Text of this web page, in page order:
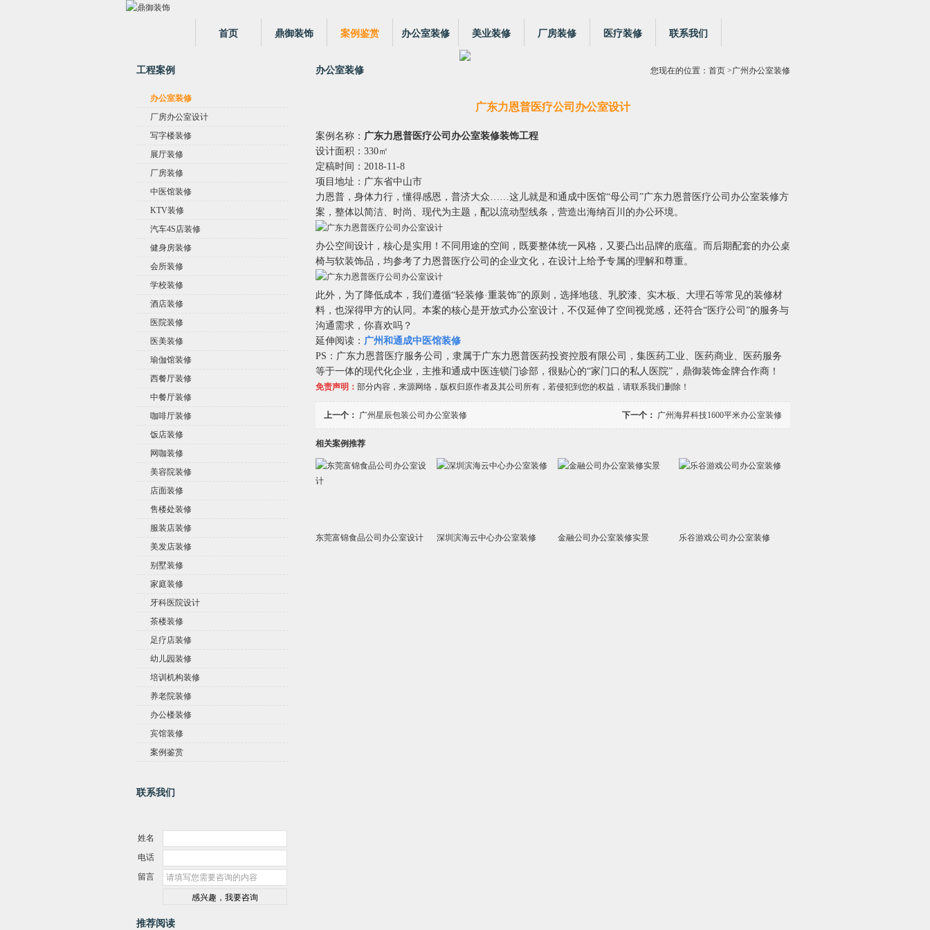
首页 鼎御装饰 案例鉴赏 办公室装修 美业装修 厂房装修 医疗装修 联系我们
工程案例
办公室装修
厂房办公室设计
写字楼装修
展厅装修
厂房装修
中医馆装修
KTV装修
汽车4S店装修
健身房装修
会所装修
学校装修
酒店装修
医院装修
医美装修
瑜伽馆装修
西餐厅装修
中餐厅装修
咖啡厅装修
饭店装修
网咖装修
美容院装修
店面装修
售楼处装修
服装店装修
美发店装修
别墅装修
家庭装修
牙科医院设计
茶楼装修
足疗店装修
幼儿园装修
培训机构装修
养老院装修
办公楼装修
宾馆装修
案例鉴赏
联系我们
姓名
电话
留言
推荐阅读
办公室装修 您现在的位置： 首页 >广州办公室装修
广东力恩普医疗公司办公室设计
案例名称： 广东力恩普医疗公司办公室装修装饰工程
设计面积：330㎡
定稿时间：2018-11-8
项目地址：广东省中山市
力恩普，身体力行，懂得感恩，普济大众……这儿就是和通成中医馆“母公司”广东力恩普医疗公司办公室装修方
案，整体以简洁、时尚、现代为主题，配以流动型线条，营造出海纳百川的办公环境。
办公空间设计，核心是实用！ 不同用途的空间，既要整体统一风格，又要凸出品牌的底蕴。而后期配套的办公桌
椅与软装饰品，均参考了力恩普医疗公司的企业文化，在设计上给予专属的理解和尊重。
此外，为了降低成本，我们遵循“轻装修·重装饰”的原则，选择地毯、乳胶漆、实木板、大理石等常见的装修材
料，也深得甲方的认同。本案的核心是开放式办公室设计，不仅延伸了空间视觉感，还符合“医疗公司”的服务与
沟通需求，你喜欢吗？
延伸阅读： 广州和通成中医馆装修
PS：广东力恩普医疗服务公司，隶属于广东力恩普医药投资控股有限公司，集医药工业、医药商业、医药服务
等于一体的现代化企业，主推和通成中医连锁门诊部，很贴心的“家门口的私人医院”，鼎御装饰金牌合作商！
免责声明： 部分内容，来源网络，版权归原作者及其公司所有，若侵犯到您的权益，请联系我们删除！
上一个： 广州星辰包装公司办公室装修 下一个： 广州海昇科技1600平米办公室装修
相关案例推荐
东莞富锦食品公司办公室设计 深圳滨海云中心办公室装修 金融公司办公室装修实景 乐谷游戏公司办公室装修